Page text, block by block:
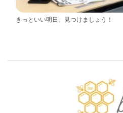
きっといい明日。見つけましょう！